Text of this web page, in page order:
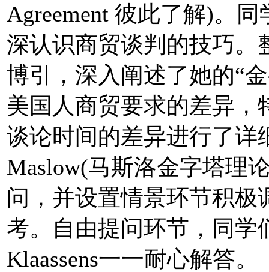
Agreement 彼此了解)。
深认识商贸谈判的技巧。
博引，深入阐述了她的“
美国人商贸要求的差异，
谈论时间的差异进行了详
Maslow(马斯洛金字塔理
问，并设置情景环节积极
考。自由提问环节，同学
Klaassens一一耐心解答。